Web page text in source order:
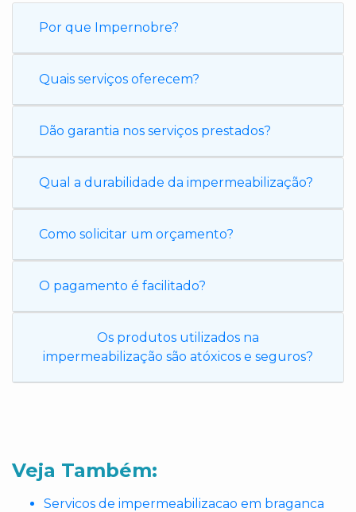
Por que Impernobre?
Quais serviços oferecem?
Dão garantia nos serviços prestados?
Qual a durabilidade da impermeabilização?
Como solicitar um orçamento?
O pagamento é facilitado?
Os produtos utilizados na
impermeabilização são atóxicos e seguros?
Veja Também:
Servicos de impermeabilizacao em braganca